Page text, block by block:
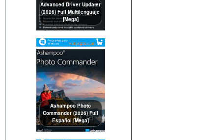
Advanced Driver Updater
(2026) Full Multilenguaje
[Mega]
Ashampoo Photo
Commander (2026) Full
Español [Mega]